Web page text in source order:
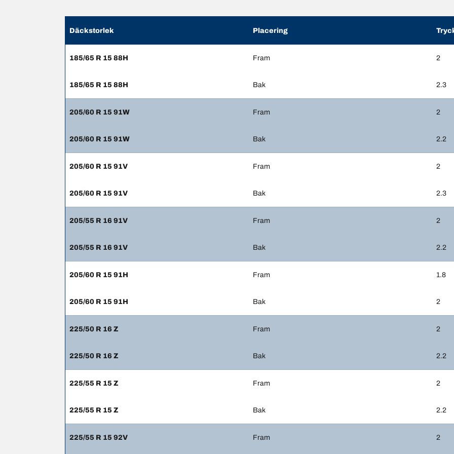
Däckstorlek Placering
185/65 R 15 88H Fram 2
185/65 R 15 88H Bak 2.3
205/60 R 15 91W Fram 2
205/60 R 15 91W Bak 2.2
205/60 R 15 91V Fram 2
205/60 R 15 91V Bak 2.3
205/55 R 16 91V Fram 2
205/55 R 16 91V Bak 2.2
205/60 R 15 91H Fram 1.8
205/60 R 15 91H Bak 2
225/50 R 16 Z Fram 2
225/50 R 16 Z Bak 2.2
225/55 R 15 Z Fram 2
225/55 R 15 Z Bak 2.2
225/55 R 15 92V Fram 2